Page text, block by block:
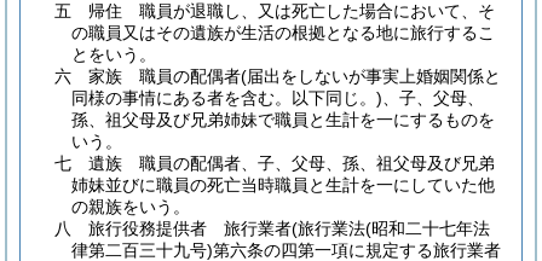
五
帰住 職員が退職し、又は死亡した場合において、そ
の職員又はその遺族が生活の根拠となる地に旅行するこ
とをいう。
六
家族 職員の配偶者(届出をしないが事実上婚姻関係と
同様の事情にある者を含む。以下同じ。) 、子、父母、
孫、祖父母及び兄弟姉妹で職員と生計を一にするものを
いう。
七
遺族 職員の配偶者、子、父母、孫、祖父母及び兄弟
姉妹並びに職員の死亡当時職員と生計を一にしていた他
の親族をいう。
八
旅行役務提供者 旅行業者(旅行業法(昭和二十七年法
律第二百三十九号)第六条の四第一項に規定する旅行業者